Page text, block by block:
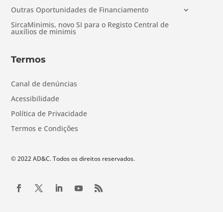
Outras Oportunidades de Financiamento
SircaMinimis, novo SI para o Registo Central de
auxílios de minimis
Termos
Canal de denúncias
Acessibilidade
Política de Privacidade
Termos e Condições
© 2022 AD&C. Todos os direitos reservados.